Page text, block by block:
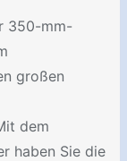
350-mm-
großen
dem
haben Sie die